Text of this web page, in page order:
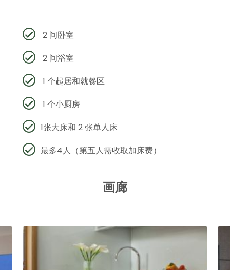
2 间卧室
2 间浴室
1 个起居和就餐区
1 个小厨房
1张大床和 2 张单人床
最多4人（第五人需收取加床费）
画廊